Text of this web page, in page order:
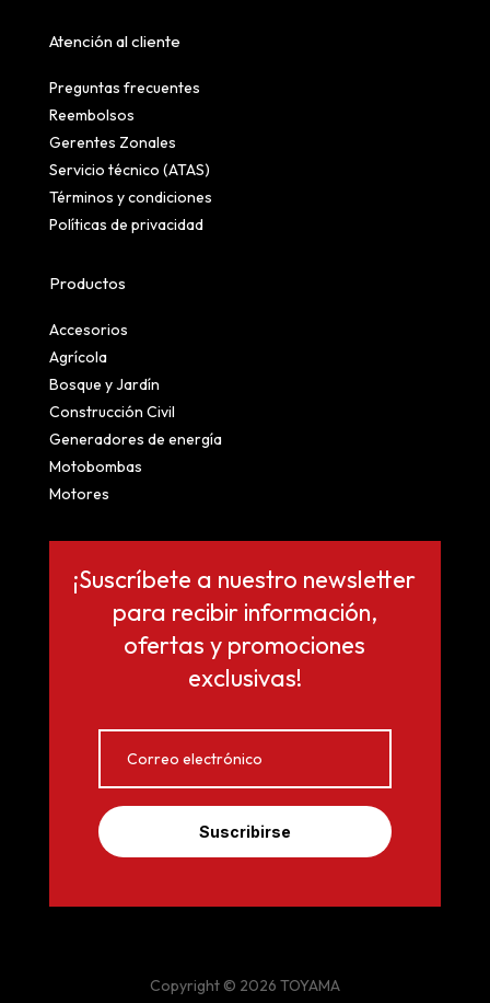
Atención al cliente
Preguntas frecuentes
Reembolsos
Gerentes Zonales
Servicio técnico (ATAS)
Términos y condiciones
Políticas de privacidad
Productos
Accesorios
Agrícola
Bosque y Jardín
Construcción Civil
Generadores de energía
Motobombas
Motores
¡Suscríbete a nuestro newsletter
para recibir información,
ofertas y promociones
exclusivas!
Suscribirse
Copyright © 2026 TOYAMA